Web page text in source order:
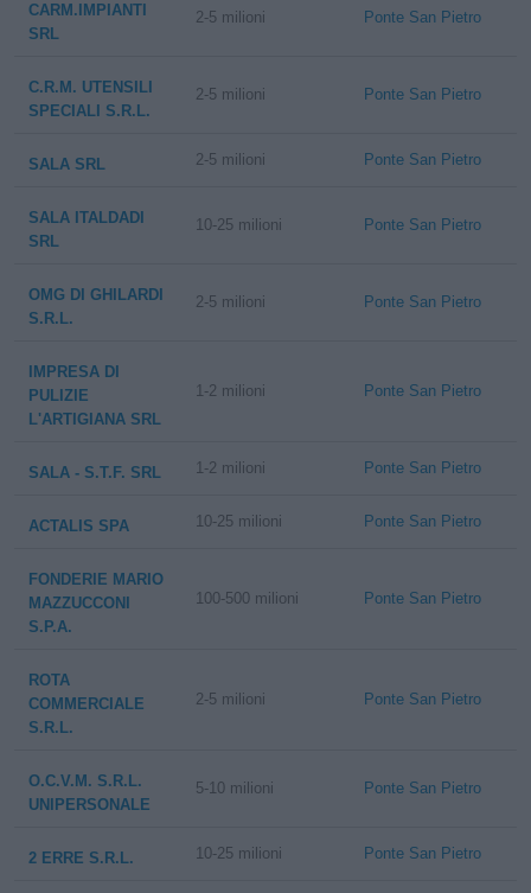
CARM.IMPIANTI
SRL
2-5 milioni Ponte San Pietro
C.R.M. UTENSILI
SPECIALI S.R.L.
2-5 milioni Ponte San Pietro
SALA SRL 2-5 milioni Ponte San Pietro
SALA ITALDADI
SRL
10-25 milioni Ponte San Pietro
OMG DI GHILARDI
S.R.L.
2-5 milioni Ponte San Pietro
IMPRESA DI
PULIZIE
L'ARTIGIANA SRL
1-2 milioni Ponte San Pietro
SALA - S.T.F. SRL 1-2 milioni Ponte San Pietro
ACTALIS SPA 10-25 milioni Ponte San Pietro
FONDERIE MARIO
MAZZUCCONI
S.P.A.
100-500 milioni Ponte San Pietro
ROTA
COMMERCIALE
S.R.L.
2-5 milioni Ponte San Pietro
O.C.V.M. S.R.L.
UNIPERSONALE
5-10 milioni Ponte San Pietro
2 ERRE S.R.L. 10-25 milioni Ponte San Pietro